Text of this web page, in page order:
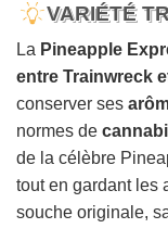
VARIÉTÉ
La Pineapple
entre Trainwreck
conserver ses
normes de
de la célèbre
tout en gardant les
souche originale,